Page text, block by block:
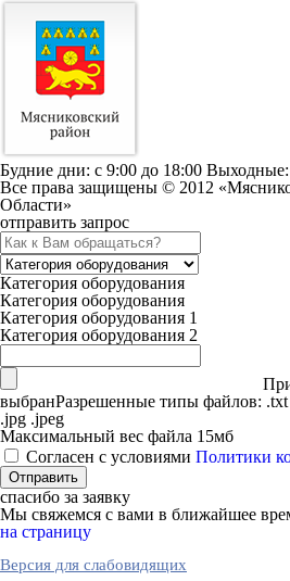
Будние дни: c 9:00 до 18:00 Выходные:
Все права защищены © 2012
Области»
отправить запрос
Категория оборудования
Категория оборудования
Категория оборудования 1
Категория оборудования 2
выбранРазрешенные типы файлов:
.jpg .jpeg
Максимальный вес файла 15мб
Согласен с условиями Политики
спасибо за заявку
Мы свяжемся с вами в ближайшее
на страницу
Версия для слабовидящих